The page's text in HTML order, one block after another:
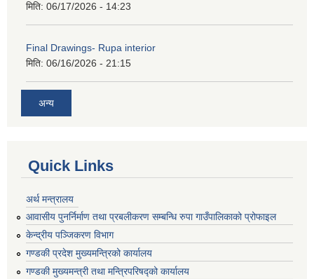
मिति: 06/17/2026 - 14:23
Final Drawings- Rupa interior
मिति: 06/16/2026 - 21:15
अन्य
Quick Links
अर्थ मन्त्रालय
आवासीय पुनर्निर्माण तथा प्रबलीकरण सम्बन्धि रुपा गाउँपालिकाको प्रोफाइल
केन्द्रीय पञ्जिकरण विभाग
गण्डकी प्रदेश मुख्यमन्त्रिको कार्यालय
गण्डकी मुख्यमन्त्री तथा मन्त्रिपरिषद्को कार्यालय